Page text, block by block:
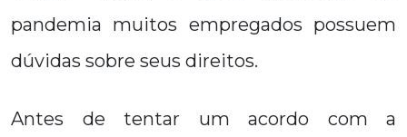
pandemia muitos empregados possuem
dúvidas sobre seus direitos.
Antes de tentar um acordo com a